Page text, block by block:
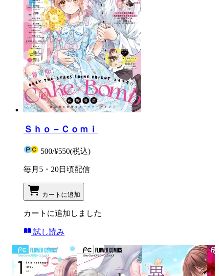
Ｓｈｏ－Ｃｏｍｉ
500/¥550(税込)
毎月5・20日頃配信
カートに追加
カートに追加しました
試し読み